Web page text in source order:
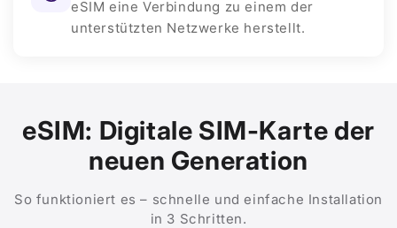
eSIM eine Verbindung zu einem der
unterstützten Netzwerke herstellt.
eSIM: Digitale SIM-Karte der
neuen Generation
So funktioniert es – schnelle und einfache Installation
in 3 Schritten.